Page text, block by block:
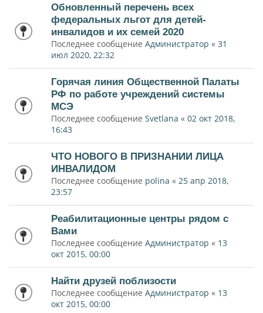
Обновленный перечень всех
федеральных льгот для детей-
инвалидов и их семей 2020
Последнее сообщение Администратор « 31
июл 2020, 22:32
Горячая линия Общественной Палаты
РФ по работе учреждений системы
МСЭ
Последнее сообщение Svetlana « 02 окт 2018,
16:43
ЧТО НОВОГО В ПРИЗНАНИИ ЛИЦА
ИНВАЛИДОМ
Последнее сообщение polina « 25 апр 2018,
23:57
Реабилитационные центры рядом с
Вами
Последнее сообщение Администратор « 13
окт 2015, 00:00
Найти друзей поблизости
Последнее сообщение Администратор « 13
окт 2015, 00:00